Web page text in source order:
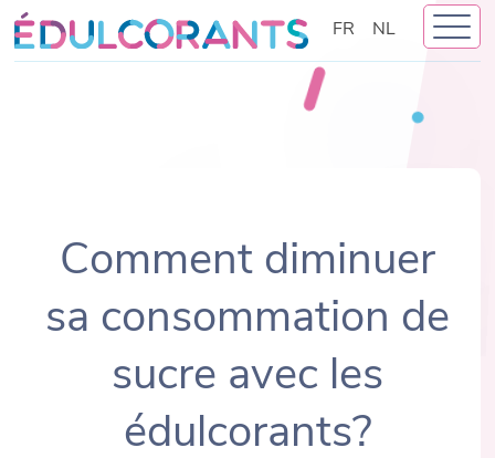
Skip
to
content
FR NL
Comment diminuer
sa consommation de
sucre avec les
édulcorants?